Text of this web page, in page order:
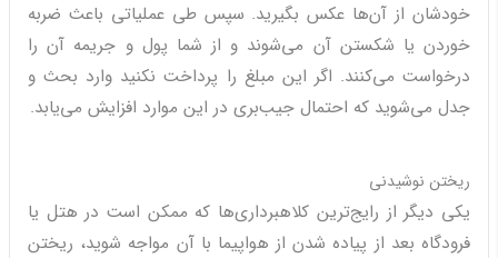
خودشان از آن‌ها عکس بگیرید. سپس طی عملیاتی باعث ضربه
خوردن یا شکستن آن می‌شوند و از شما پول و جریمه آن را
درخواست می‌کنند. اگر این مبلغ را پرداخت نکنید وارد بحث و
جدل می‌شوید که احتمال جیب‌بری در این موارد افزایش می‌یابد.
ریختن نوشیدنی
یکی دیگر از رایج‌ترین کلاهبرداری‌ها که ممکن است در هتل یا
فرودگاه بعد از پیاده شدن از هواپیما با آن مواجه شوید، ریختن